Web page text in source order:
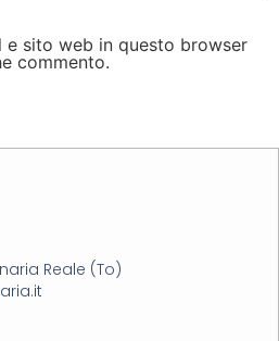
e sito web in questo browser
commento.
Reale (To)